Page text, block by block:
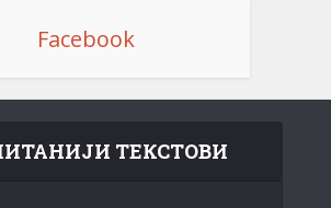
Facebook
ТЕКСТОВИ